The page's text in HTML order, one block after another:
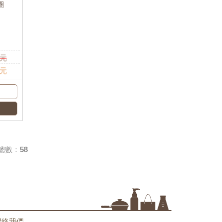
數：58